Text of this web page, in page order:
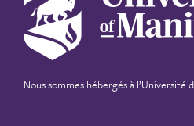
Nous sommes hébergés à l’Université